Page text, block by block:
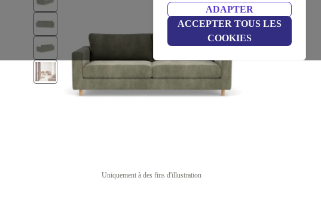
ADAPTER
ACCEPTER TOUS LES
COOKIES
Uniquement à des fins d'illustration